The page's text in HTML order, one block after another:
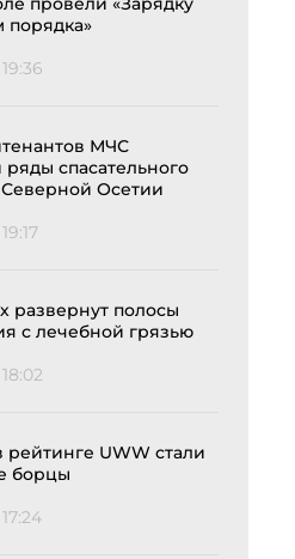
порядка»
МЧС
спасательного
Северной Осетии
развернут полосы
с лечебной грязью
UWW стали
борцы